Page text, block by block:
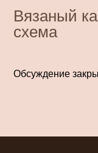
Вязаный
схема
Обсуждение